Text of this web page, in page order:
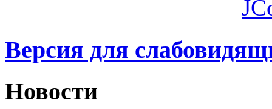
Версия для
Новости